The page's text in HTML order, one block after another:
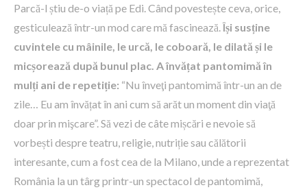
Parcă-l știu de-o viață pe Edi. Când povestește ceva, orice,
gesticulează într-un mod care mă fascinează.Își susține
cuvintele cu mâinile, le urcă, le coboară, le dilată și le
micșorează după bunul plac. A învățat pantomimă în
mulți ani de repetiție: “Nu înveţi pantomimă într-un an de
zile… Eu am învățat în ani cum să arăt un moment din viaţă
doar prin mişcare”. Să vezi de câte mișcări e nevoie să
vorbești despre teatru, religie, nutriție sau călătorii
interesante, cum a fost cea de la Milano, unde a reprezentat
România la un târg printr-un spectacol de pantomimă,